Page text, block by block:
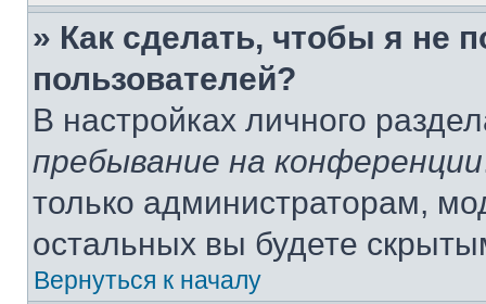
» Как сделать, чтобы я не
пользователей?
В настройках личного
пребывание на конференции
только администраторам,
остальных вы будете
Вернуться к началу